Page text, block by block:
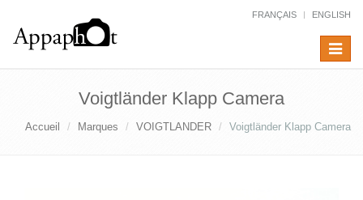
FRANÇAIS ENGLISH
Toggle
Voigtländer Klapp Camera
Accueil Marques VOIGTLANDER Voigtländer Klapp Camera